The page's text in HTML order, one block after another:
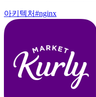
아키텍처#nginx